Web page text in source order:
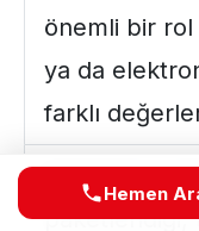
önemli bir rol
ya da
farklı
Paketleme
paketlendiği,
Hemen